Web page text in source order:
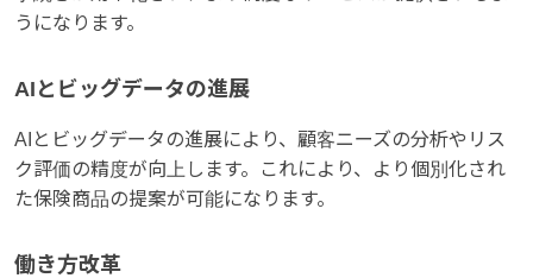
うになります。
AIとビッグデータの進展
AIとビッグデータの進展により、顧客ニーズの分析やリス
ク評価の精度が向上します。これにより、より個別化され
た保険商品の提案が可能になります。
働き方改革